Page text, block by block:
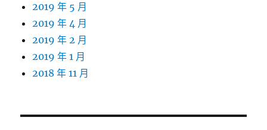
2019 年 5 月
2019 年 4 月
2019 年 2 月
2019 年 1 月
2018 年 11 月